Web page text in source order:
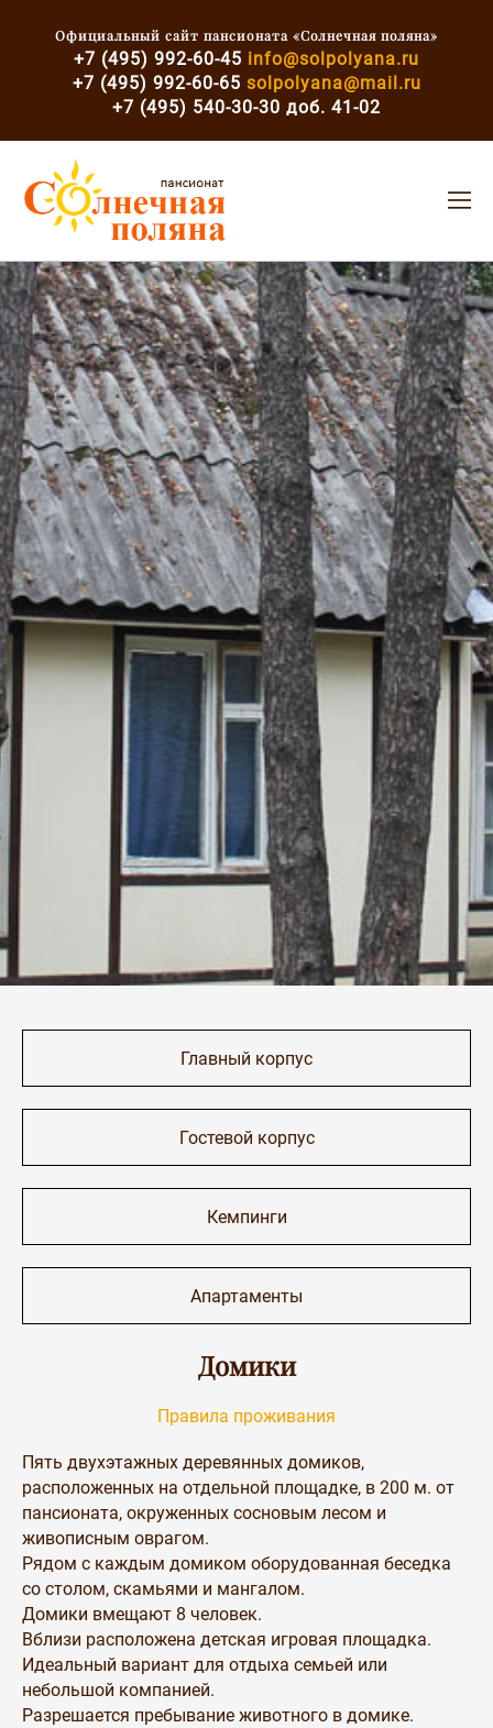
Официальный сайт пансионата «Солнечная поляна»
+7 (495) 992-60-45 info@solpolyana.ru
+7 (495) 992-60-65 solpolyana@mail.ru
+7 (495) 540-30-30 доб. 41-02
Главный корпус
Гостевой корпус
Кемпинги
Апартаменты
Домики
Правила проживания
Пять двухэтажных деревянных домиков,
расположенных на отдельной площадке, в 200 м. от
пансионата, окруженных сосновым лесом и
живописным оврагом.
Рядом с каждым домиком оборудованная беседка
со столом, скамьями и мангалом.
Домики вмещают 8 человек.
Вблизи расположена детская игровая площадка.
Идеальный вариант для отдыха семьей или
небольшой компанией.
Разрешается пребывание животного в домике.